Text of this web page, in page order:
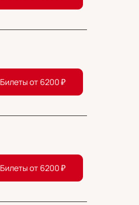
Билеты от 6200₽
Билеты от 6200₽